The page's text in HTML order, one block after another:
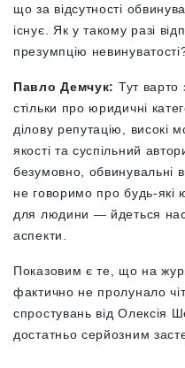
що за відсутності
існує. Як у такому разі
презумпцію
Павло Демчук: Тут
стільки про юридичні
ділову репутацію, високі
якості та суспільний
безумовно, обвинувальні
не говоримо про будь-які
для людини — йдеться
аспекти.
Показовим є те, що на
фактично не пролунало
спростувань від Олексія
достатньо серйозним